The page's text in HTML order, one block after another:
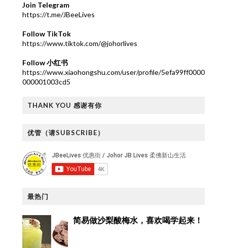
Join Telegram
https://t.me/JBeeLives
Follow TikTok
https://www.tiktok.com/@johorlives
Follow 小红书
https://www.xiaohongshu.com/user/profile/5efa99ff0000
000001003cd5
THANK YOU 感谢有你
优管（请SUBSCRIBE）
最热门
简易做沙梨酸梅水，喜欢喝学起来！